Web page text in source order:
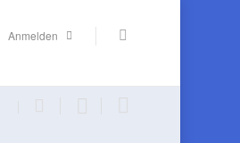
Anmelden